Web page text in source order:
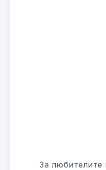
За любителите